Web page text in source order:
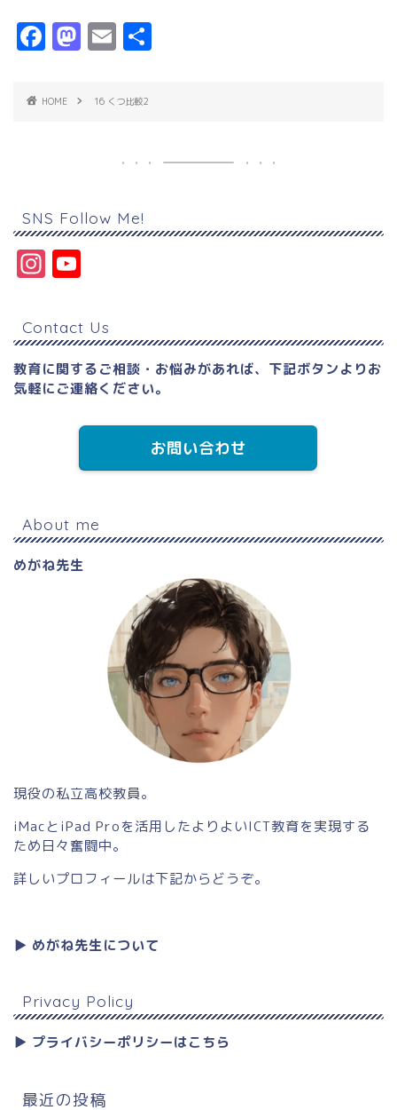
F
c
o
k
M
s
o
n
E
ai
HOME 16 くつ比較2
SNS Follow Me!
In
t
a
g
r
u
T
u
b
e
C
a
n
n
Contact Us
教育に関するご相談・お悩みがあれば、下記ボタンよりお
気軽にご連絡ください。
お問い合わせ
About me
めがね先生
現役の私立高校教員。
iMacとiPad Proを活用したよりよいICT教育を実現する
ため日々奮闘中。
詳しいプロフィールは下記からどうぞ。
▶︎ めがね先生について
Privacy Policy
▶︎ プライバシーポリシーはこちら
最近の投稿